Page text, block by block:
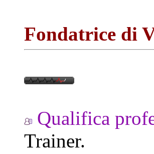
Fondatrice di
Qualifica
Trainer.